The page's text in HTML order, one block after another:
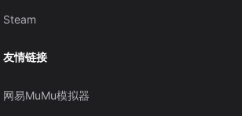
Steam
友情链接
网易MuMu模拟器